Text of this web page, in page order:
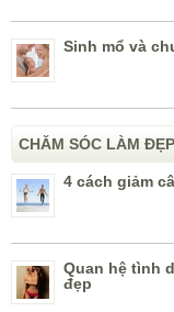
Sinh mổ và
CHĂM SÓC LÀM ĐẸP
4 cách giảm
Quan hệ tình
đẹp